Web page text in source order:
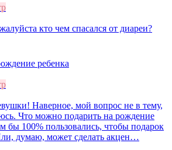
кто чем спасался от диареи?
Наверное, мой вопрос не в тему,
Что можно подарить на рождение
бы 100% пользовались, чтобы подарок
думаю, может сделать акцен…